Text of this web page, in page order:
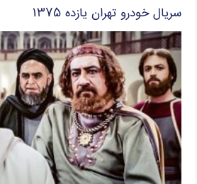
سریال خودرو تهران یازده ۱۳۷۵